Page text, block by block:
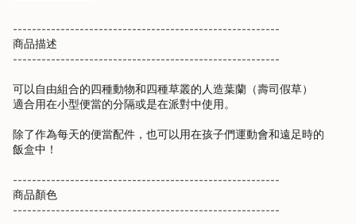
in
cart",
quantity
for
{{
product
}}",
"multiples_of"=>"Increments
{{
quantity
--------------------------------------------------------
商品描述
--------------------------------------------------------
可以自由組合的四種動物和四種草叢的人造葉蘭（壽司假草）
適合用在小型便當的分隔或是在派對中使用。
除了作為每天的便當配件，也可以用在孩子們運動會和遠足時的
飯盒中！
--------------------------------------------------------
商品顏色
--------------------------------------------------------